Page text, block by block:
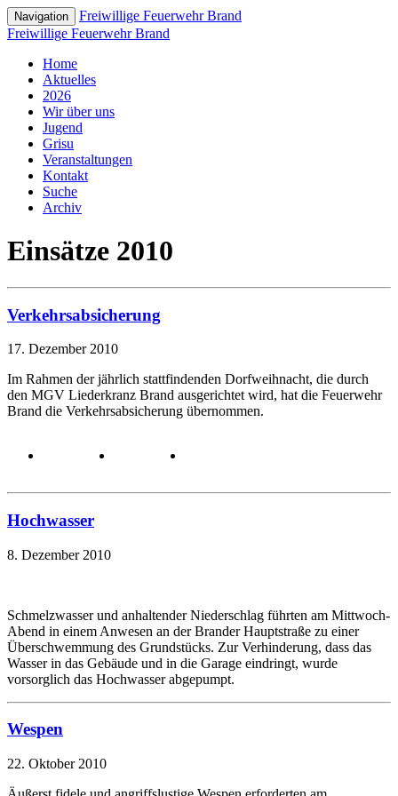
Navigation
Freiwillige Feuerwehr Brand
Freiwillige Feuerwehr Brand
Home
Aktuelles
2026
Wir über uns
Jugend
Grisu
Veranstaltungen
Kontakt
Suche
Archiv
Einsätze 2010
Verkehrsabsicherung
17. Dezember 2010
Im Rahmen der jährlich stattfindenden Dorfweihnacht, die durch
den MGV Liederkranz Brand ausgerichtet wird, hat die Feuerwehr
Brand die Verkehrsabsicherung übernommen.
Hochwasser
8. Dezember 2010
Schmelzwasser und anhaltender Niederschlag führten am Mittwoch-
Abend in einem Anwesen an der Brander Hauptstraße zu einer
Überschwemmung des Grundstücks. Zur Verhinderung, dass das
Wasser in das Gebäude und in die Garage eindringt, wurde
vorsorglich das Hochwasser abgepumpt.
Wespen
22. Oktober 2010